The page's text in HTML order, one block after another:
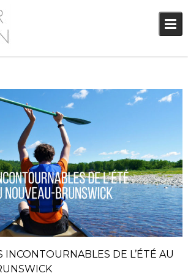
Audrey Blog,Europe
INCONTOURNABLES DE L’ÉTÉ AU